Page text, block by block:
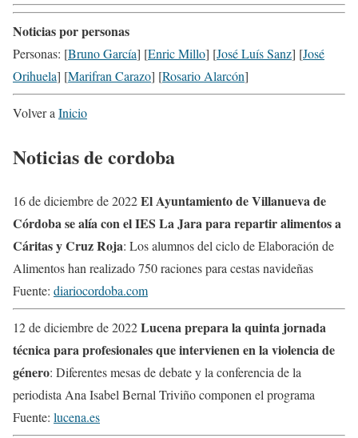
Noticias por personas
Personas: [Bruno García] [Enric Millo] [José Luís Sanz] [José
Orihuela] [Marifran Carazo] [Rosario Alarcón]
Volver a Inicio
Noticias de cordoba
16 de diciembre de 2022El Ayuntamiento de Villanueva de
Córdoba se alía con el IES La Jara para repartir alimentos a
Cáritas y Cruz Roja: Los alumnos del ciclo de Elaboración de
Alimentos han realizado 750 raciones para cestas navideñas
Fuente: diariocordoba.com
12 de diciembre de 2022Lucena prepara la quinta jornada
técnica para profesionales que intervienen en la violencia de
género: Diferentes mesas de debate y la conferencia de la
periodista Ana Isabel Bernal Triviño componen el programa
Fuente: lucena.es